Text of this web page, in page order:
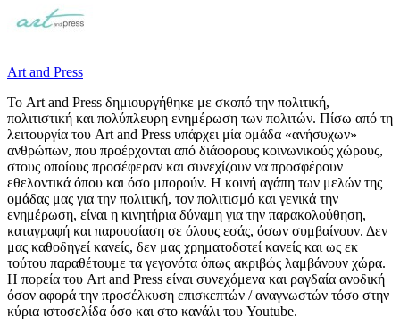
Art and Press
Το Art and Press δημιουργήθηκε με σκοπό την πολιτική,
πολιτιστική και πολύπλευρη ενημέρωση των πολιτών. Πίσω από τη
λειτουργία του Art and Press υπάρχει μία ομάδα «ανήσυχων»
ανθρώπων, που προέρχονται από διάφορους κοινωνικούς χώρους,
στους οποίους προσέφεραν και συνεχίζουν να προσφέρουν
εθελοντικά όπου και όσο μπορούν. Η κοινή αγάπη των μελών της
ομάδας μας για την πολιτική, τον πολιτισμό και γενικά την
ενημέρωση, είναι η κινητήρια δύναμη για την παρακολούθηση,
καταγραφή και παρουσίαση σε όλους εσάς, όσων συμβαίνουν. Δεν
μας καθοδηγεί κανείς, δεν μας χρηματοδοτεί κανείς και ως εκ
τούτου παραθέτουμε τα γεγονότα όπως ακριβώς λαμβάνουν χώρα.
Η πορεία του Art and Press είναι συνεχόμενα και ραγδαία ανοδική
όσον αφορά την προσέλκυση επισκεπτών / αναγνωστών τόσο στην
κύρια ιστοσελίδα όσο και στο κανάλι του Youtube.